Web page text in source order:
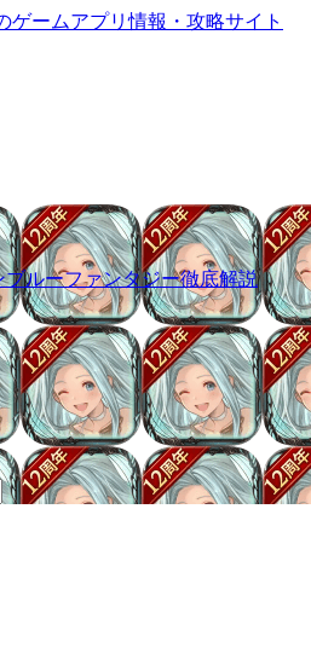
ルーファンタジー徹底解説